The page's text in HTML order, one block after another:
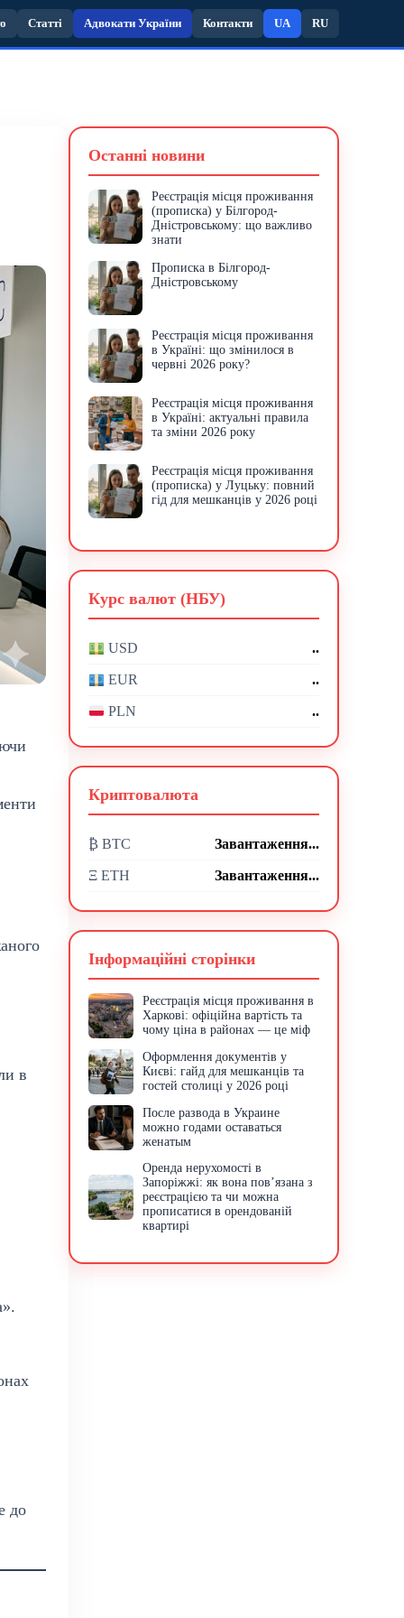
Статті Адвокати України Контакти UA RU
в
до
Останні новини
Реєстрація місця проживання
(прописка) у Білгород-
Дністровському: що важливо
знати
Прописка в Білгород-
Дністровському
Реєстрація місця проживання
в Україні: що змінилося в
червні 2026 року?
Реєстрація місця проживання
в Україні: актуальні правила
та зміни 2026 року
Реєстрація місця проживання
(прописка) у Луцьку: повний
гід для мешканців у 2026 році
Курс валют (НБУ)
USD ..
EUR ..
PLN ..
Криптовалюта
₿ BTC Завантаження...
Ξ ETH Завантаження...
Інформаційні сторінки
Реєстрація місця проживання в
Харкові: офіційна вартість та
чому ціна в районах — це міф
Оформлення документів у
Києві: гайд для мешканців та
гостей столиці у 2026 році
После развода в Украине
можно годами оставаться
женатым
Оренда нерухомості в
Запоріжжі: як вона пов’язана з
реєстрацією та чи можна
прописатися в орендованій
квартирі